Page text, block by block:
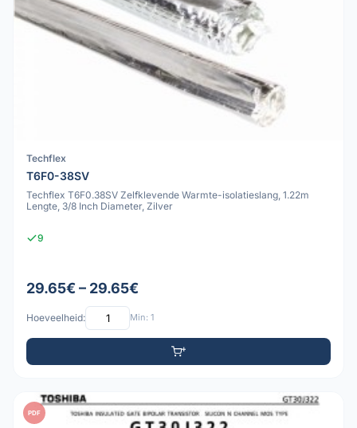
Techflex
T6F0-38SV
Techflex T6F0.38SV Zelfklevende Warmte-isolatieslang, 1.22m
Lengte, 3/8 Inch Diameter, Zilver
9
29.65€ – 29.65€
Hoeveelheid: Min: 1
PDF